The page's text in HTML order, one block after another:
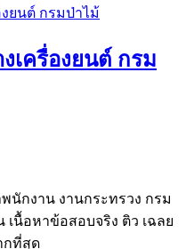
เครื่องยนต์ กรม
นักงาน งานกระทรวง กรม
นื้อหาข้อสอบจริง ติว เฉลย
ที่สุด